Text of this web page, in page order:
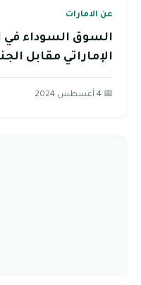
عن الامارات
السوق السوداء في
الإماراتي مقابل
📅 4 أغسطس 2024